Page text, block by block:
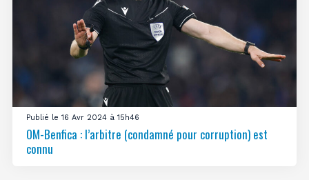
Publié le 16 Avr 2024 à 15h46
OM-Benfica : l’arbitre (condamné pour corruption) est
connu